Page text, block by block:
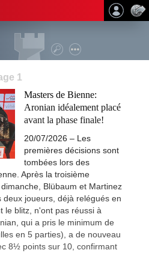
1
Masters de Bienne:
Aronian idéalement placé
avant la phase finale!
20/07/2026 – Les
premières décisions sont
tombées lors des
Après la troisième
Blübaum et Martinez
joueurs, déjà relégués en
le blitz, n'ont pas réussi à
qui a pris le minimum de
en 5 parties), a de nouveau
8½ points sur 10, confirmant